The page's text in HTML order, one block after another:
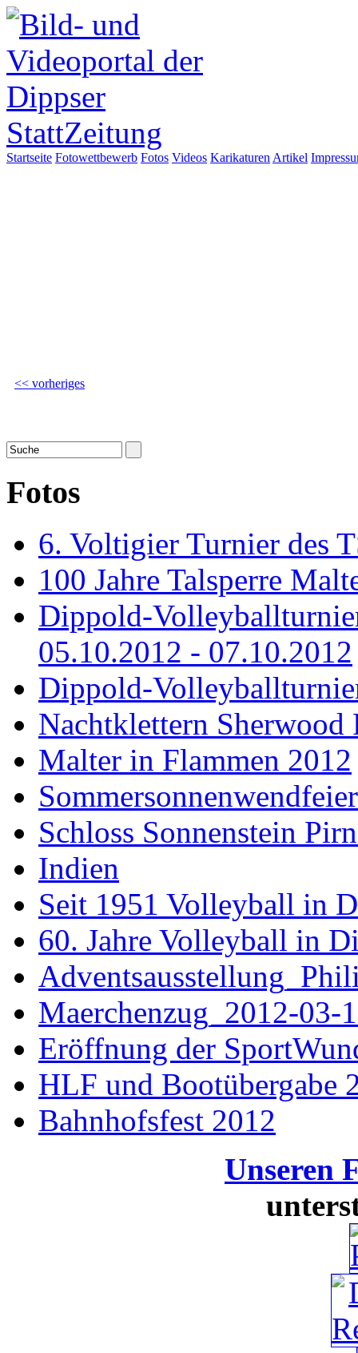
Startseite Fotowettbewerb Fotos Videos Karikaturen Artikel
<< vorheriges
Fotos
6. Voltigier Turnier des
100 Jahre Talsperre
Dippold-
05.10.2012 - 07.10.2012
Dippold-
Nachtklettern Sherwood
Malter in Flammen 2012
Schloss Sonnenstein
Indien
Seit 1951 Volleyball in
60. Jahre Volleyball in
Maerchenzug_2012-03-
Eröffnung der
HLF und Bootübergabe
Bahnhofsfest 2012
Unseren